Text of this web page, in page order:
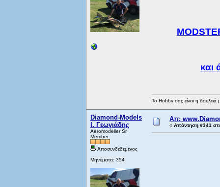
και
Το Hobby σας είναι η δουλειά
Diamond-Models
Ι. Γεωγιάδης
Aeromodeller Sr.
Member
Αποσυνδεδεμένος
Μηνύματα: 354
Απ:
« Απάντηση #341